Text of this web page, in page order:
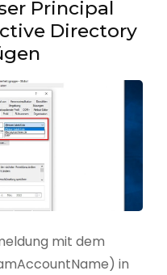
Principal
Directory
mit dem
in